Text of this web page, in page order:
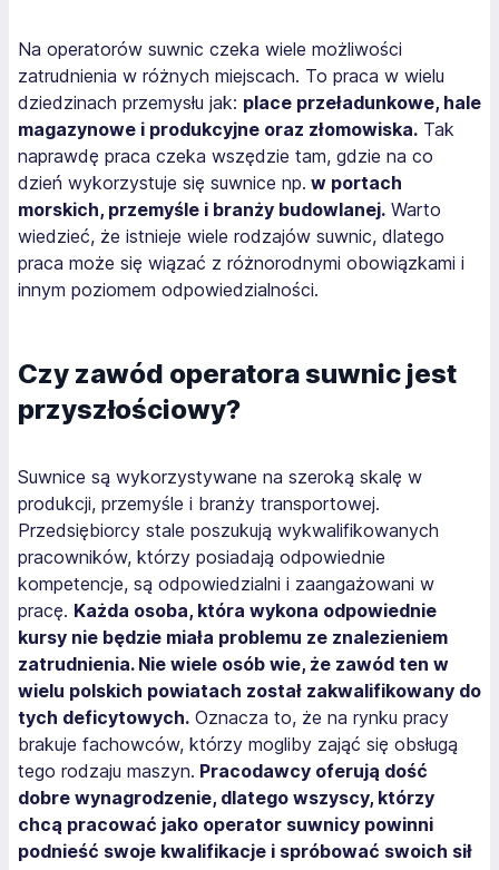
Na operatorów suwnic czeka wiele możliwości
zatrudnienia w różnych miejscach. To praca w wielu
dziedzinach przemysłu jak: place przeładunkowe, hale
magazynowe i produkcyjne oraz złomowiska. Tak
naprawdę praca czeka wszędzie tam, gdzie na co
dzień wykorzystuje się suwnice np. w portach
morskich, przemyśle i branży budowlanej. Warto
wiedzieć, że istnieje wiele rodzajów suwnic, dlatego
praca może się wiązać z różnorodnymi obowiązkami i
innym poziomem odpowiedzialności.
Czy zawód operatora suwnic jest
przyszłościowy?
Suwnice są wykorzystywane na szeroką skalę w
produkcji, przemyśle i branży transportowej.
Przedsiębiorcy stale poszukują wykwalifikowanych
pracowników, którzy posiadają odpowiednie
kompetencje, są odpowiedzialni i zaangażowani w
pracę. Każda osoba, która wykona odpowiednie
kursy nie będzie miała problemu ze znalezieniem
zatrudnienia. Nie wiele osób wie, że zawód ten w
wielu polskich powiatach został zakwalifikowany do
tych deficytowych. Oznacza to, że na rynku pracy
brakuje fachowców, którzy mogliby zająć się obsługą
tego rodzaju maszyn. Pracodawcy oferują dość
dobre wynagrodzenie, dlatego wszyscy, którzy
chcą pracować jako operator suwnicy powinni
podnieść swoje kwalifikacje i spróbować swoich sił